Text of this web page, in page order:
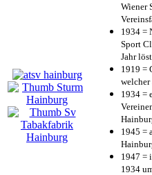
Wiener
1934 =
Sport
Jahr
1919 =
1934 =
1945 =
1947 =
1934